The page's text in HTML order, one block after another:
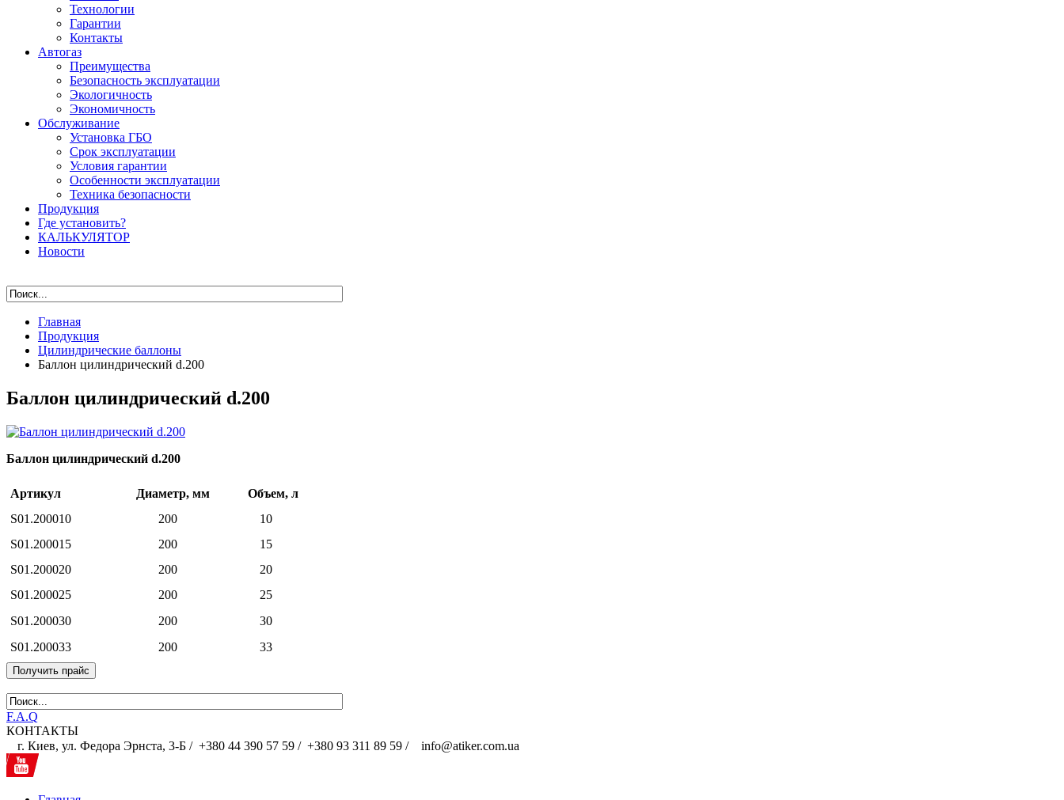
Технологии
Гарантии
Контакты
Автогаз
Преимущества
Безопасность эксплуатации
Экологичность
Экономичность
Обслуживание
Установка ГБО
Срок эксплуатации
Условия гарантии
Особенности эксплуатации
Техника безопасности
Продукция
Где установить?
КАЛЬКУЛЯТОР
Новости
Главная
Продукция
Цилиндрические баллоны
Баллон цилиндрический d.200
Баллон цилиндрический d.200
Баллон цилиндрический d.200
Артикул
Диаметр, мм Объем, л
S01.200010
200
10
S01.200015
200
15
S01.200020
200
20
S01.200025
200
25
S01.200030
200
30
S01.200033
200 33
Получить прайс
F.A.Q
КОНТАКТЫ
г. Киев, ул. Федора Эрнста, 3-Б / +380 44 390 57 59 / +380 93 311 89 59 / info@atiker.com.ua